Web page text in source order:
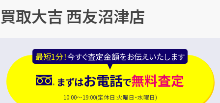
買取大吉 西友沼津店
最短1分！今すぐ査定金額をお伝えいたします
まずはお電話で無料査定
10:00～19:00(定休日:火曜日・水曜日)